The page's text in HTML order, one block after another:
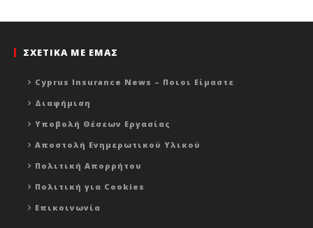
ΣΧΕΤΙΚΑ ΜΕ ΕΜΑΣ
Cyprus Insurance News – Ποιοι Είμαστε
Διαφήμιση
Υποβολή Θέσεων Εργασίας
Αποστολή Ενημερωτικού Υλικού
Πολιτική Απορρήτου
Πολιτική για Cookies
Επικοινωνία